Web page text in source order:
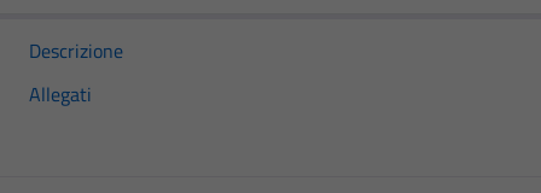
Descrizione
Allegati